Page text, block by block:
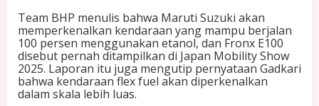
Team BHP menulis bahwa Maruti Suzuki akan
memperkenalkan kendaraan yang mampu berjalan
100 persen menggunakan etanol, dan Fronx E100
disebut pernah ditampilkan di Japan Mobility Show
2025. Laporan itu juga mengutip pernyataan Gadkari
bahwa kendaraan flex fuel akan diperkenalkan
dalam skala lebih luas.